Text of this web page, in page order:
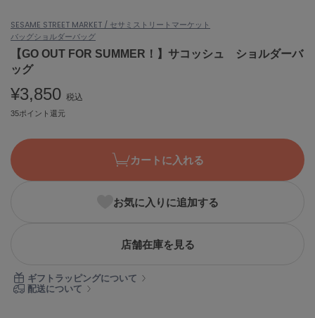
(124)
アンヌーク
ASICS
アシックス
Ballelite
バンドリヤー
SESAME STREET MARKET / セサミストリートマーケット
バッグショルダーバッグ
【GO OUT FOR SUMMER！】サコッシュ ショルダーバ
ッグ
¥3,850 税込
35ポイント還元
カートに入れる
お気に入りに追加する
店舗在庫を見る
ギフトラッピングについて
配送について